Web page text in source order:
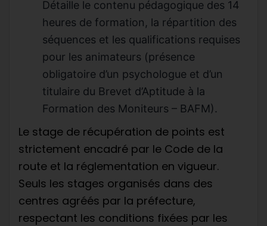
Détaille le contenu pédagogique des 14
heures de formation, la répartition des
séquences et les qualifications requises
pour les animateurs (présence
obligatoire d’un psychologue et d’un
titulaire du Brevet d’Aptitude à la
Formation des Moniteurs – BAFM).
Le stage de récupération de points est
strictement encadré par le Code de la
route et la réglementation en vigueur.
Seuls les stages organisés dans des
centres agréés par la préfecture,
respectant les conditions fixées par les